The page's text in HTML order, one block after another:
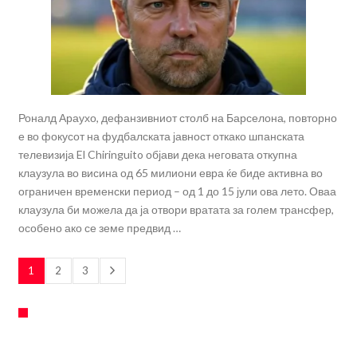
Роналд Араухо, дефанзивниот столб на Барселона, повторно
е во фокусот на фудбалската јавност откако шпанската
телевизија El Chiringuito објави дека неговата откупна
клаузула во висина од 65 милиони евра ќе биде активна во
ограничен временски период – од 1 до 15 јули ова лето. Оваа
клаузула би можела да ја отвори вратата за голем трансфер,
особено ако се земе предвид …
1 2 3